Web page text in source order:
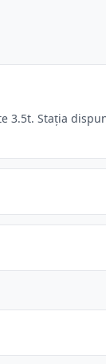
3.5t. Stația